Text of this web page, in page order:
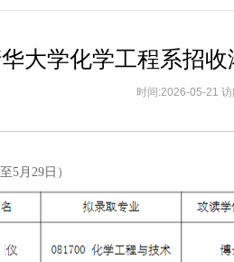
大学化学工程系招
时间:2026-05-21
5月29日）